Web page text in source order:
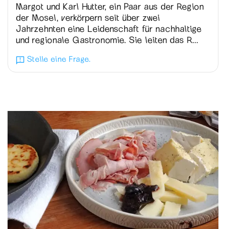
Margot und Karl Hutter, ein Paar aus der Region
der Mosel, verkörpern seit über zwei
Jahrzehnten eine Leidenschaft für nachhaltige
und regionale Gastronomie. Sie leiten das R...
Stelle eine Frage.